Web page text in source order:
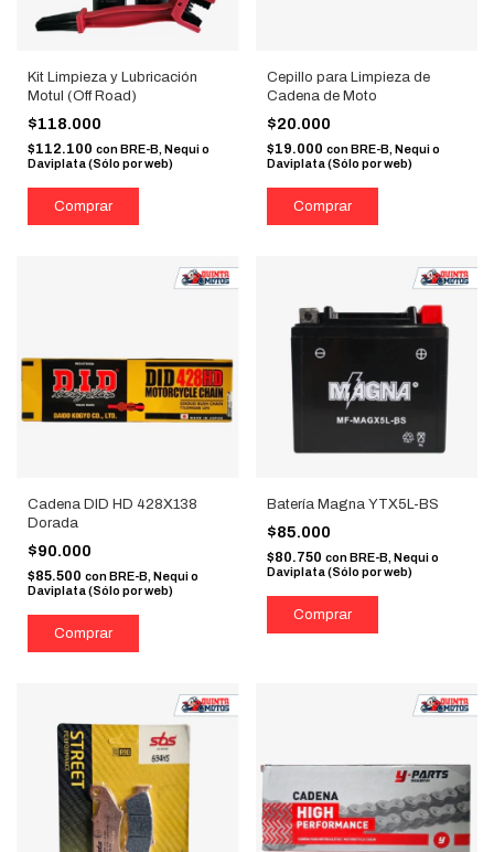
Kit Limpieza y Lubricación
Motul (Off Road)
$118.000
$112.100 conBRE-B, Nequi o
Daviplata (Sólo por web)
Cepillo para Limpieza de
Cadena de Moto
$20.000
$19.000 con BRE-B, Nequi o
Daviplata (Sólo por web)
Cadena DID HD 428X138
Dorada
$90.000
$85.500 con BRE-B, Nequi o
Daviplata (Sólo por web)
Batería Magna YTX5L-BS
$85.000
$80.750 con BRE-B, Nequi o
Daviplata (Sólo por web)